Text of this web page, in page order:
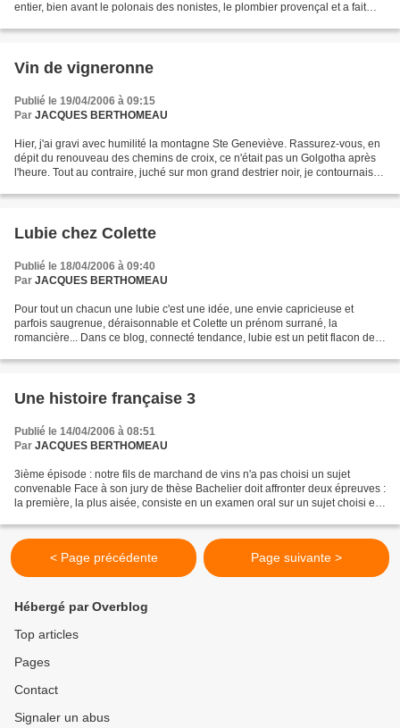
entier, bien avant le polonais des nonistes, le plombier provençal et a fait
Vin de vigneronne
Publié le 19/04/2006 à 09:15
Par JACQUES BERTHOMEAU
Hier, j'ai gravi avec humilité la montagne Ste Geneviève. Rassurez-vous, en
dépit du renouveau des chemins de croix, ce n'était pas un Golgotha après
l'heure. Tout au contraire, juché sur mon grand destrier noir, je contournais le
Lubie chez Colette
Publié le 18/04/2006 à 09:40
Par JACQUES BERTHOMEAU
Pour tout un chacun une lubie c'est une idée, une envie capricieuse et
parfois saugrenue, déraisonnable et Colette un prénom surrané, la
romancière... Dans ce blog, connecté tendance, lubie est un petit flacon de
Une histoire française 3
Publié le 14/04/2006 à 08:51
Par JACQUES BERTHOMEAU
3ième épisode : notre fils de marchand de vins n'a pas choisi un sujet
convenable Face à son jury de thèse Bachelier doit affronter deux épreuves :
la première, la plus aisée, consiste en un examen oral sur un sujet choisi et
< Page précédente Page suivante >
Hébergé par Overblog
Top articles
Pages
Contact
Signaler un abus